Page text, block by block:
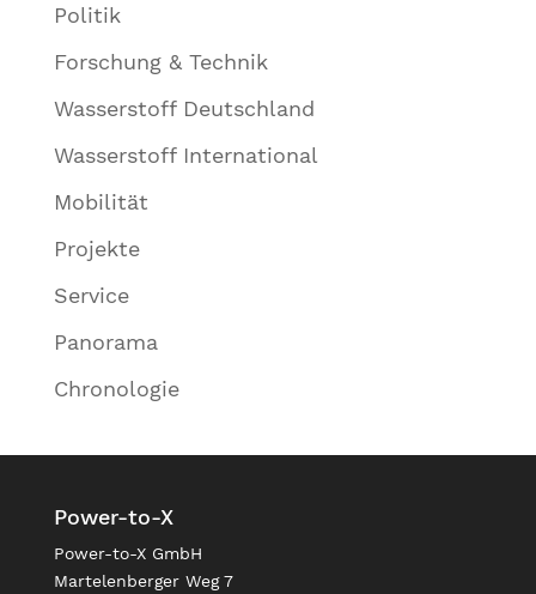
Politik
Forschung & Technik
Wasserstoff Deutschland
Wasserstoff International
Mobilität
Projekte
Service
Panorama
Chronologie
Power-to-X
Power-to-X GmbH
Martelenberger Weg 7